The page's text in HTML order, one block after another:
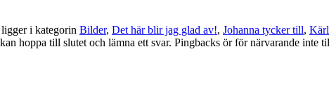
i kategorin Bilder, Det här blir jag glad av!, Johanna tycker till,
hoppa till slutet och lämna ett svar. Pingbacks ör för närvarande inte